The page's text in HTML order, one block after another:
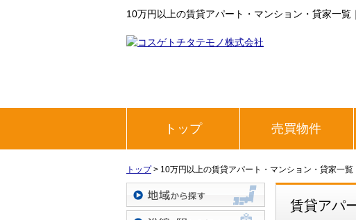
10万円以上の賃貸アパート・マンション・貸家一覧
トップ 売買物件
トップ> 10万円以上の賃貸アパート・マンション・貸家一覧
地域から探す
賃貸アパ